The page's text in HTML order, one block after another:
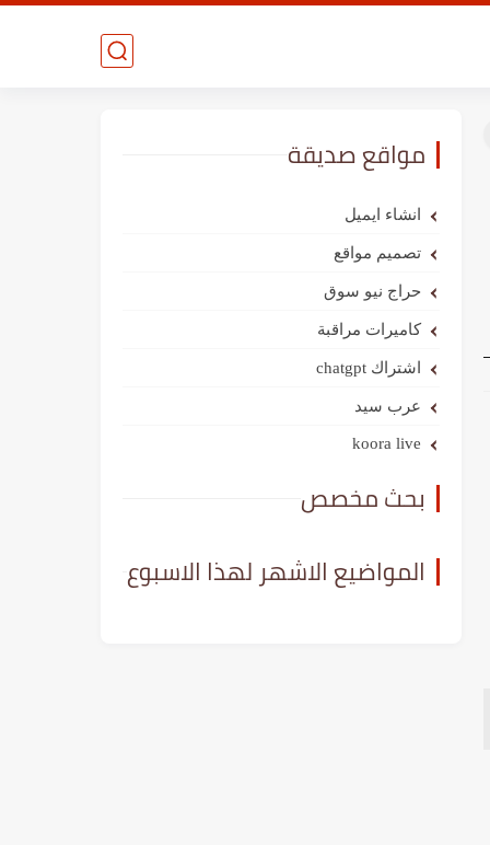
مواقع صديقة
انشاء ايميل
تصميم مواقع
حراج نيو سوق
كاميرات مراقبة
اشتراك chatgpt
عرب سيد
koora live
بحث مخصص
المواضيع الاشهر لهذا الاسبوع